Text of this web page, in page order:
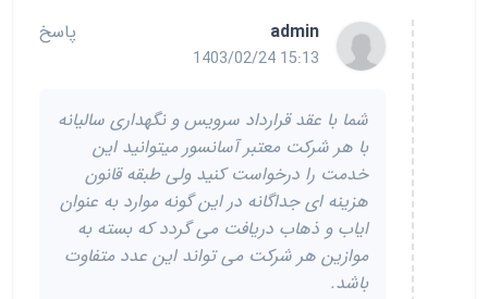
admin
15:13 1403/02/24
پاسخ
شما با عقد قرارداد سرویس و نگهداری سالیانه
با هر شرکت معتبر آسانسور میتوانید این
خدمت را درخواست کنید ولی طبقه قانون
هزینه ای جداگانه در این گونه موارد به عنوان
ایاب و ذهاب دریافت می گردد که بسته به
موازین هر شرکت می تواند این عدد متفاوت
باشد.